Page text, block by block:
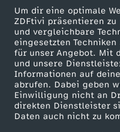
Um dir eine optimale
ZDFtivi präsentieren zu
und vergleichbare
eingesetzten
für unser Angebot. Mit
und unsere
Informationen auf
abrufen. Dabei geben
Einwilligung nicht an
direkten Dienstleister
Daten auch nicht zu
Mehr ZDF
ZDF-Apps
Smart TV
ZDFtext